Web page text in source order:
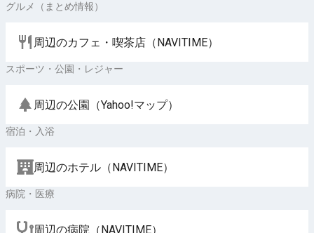
グルメ（まとめ情報）
周辺のカフェ・喫茶店（NAVITIME）
スポーツ・公園・レジャー
周辺の公園（Yahoo!マップ）
宿泊・入浴
周辺のホテル（NAVITIME）
病院・医療
周辺の病院（NAVITIME）